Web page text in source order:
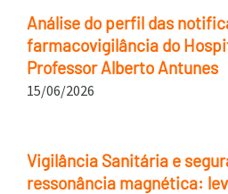
Análise do perfil das
farmacovigilância do
Professor Alberto Antunes
15/06/2026
Vigilância Sanitária e
ressonância magnética: